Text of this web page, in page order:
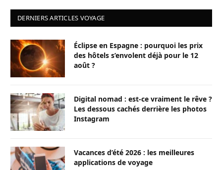
DERNIERS ARTICLES VOYAGE
Éclipse en Espagne : pourquoi les prix
des hôtels s’envolent déjà pour le 12
août ?
Digital nomad : est-ce vraiment le rêve ?
Les dessous cachés derrière les photos
Instagram
Vacances d’été 2026 : les meilleures
applications de voyage